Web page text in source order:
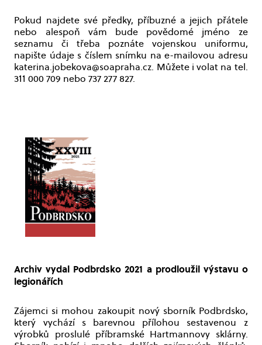
Pokud najdete své předky, příbuzné a jejich přátele
nebo alespoň vám bude povědomé jméno ze
seznamu či třeba poznáte vojenskou uniformu,
napište údaje s číslem snímku na e-mailovou adresu
katerina.jobekova@soapraha.cz. Můžete i volat na tel.
311 000 709 nebo 737 277 827.
Archiv vydal Podbrdsko 2021 a prodloužil výstavu o
legionářích
Zájemci si mohou zakoupit nový sborník Podbrdsko,
který vychází s barevnou přílohou sestavenou z
výrobků proslulé příbramské Hartmannovy sklárny.